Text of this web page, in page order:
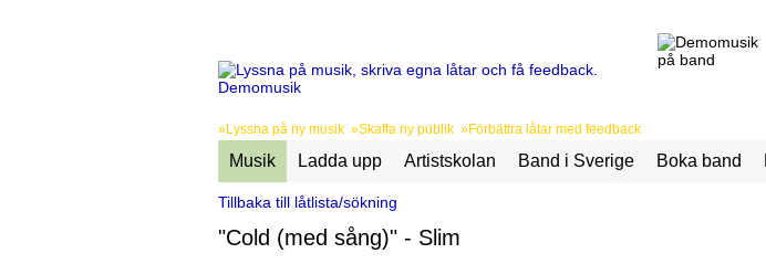
»Lyssna på ny musik »Skaffa ny publik »Förbättra låtar med feedback
Musik Ladda upp Artistskolan Band i Sverige Boka band
Tillbaka till låtlista/sökning
"Cold (med sång)" - Slim